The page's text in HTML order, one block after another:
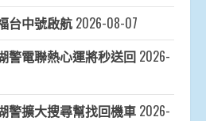
台中號啟航 2026-08-07
電聯熱心運將秒送回 2026-
擴大搜尋幫找回機車 2026-